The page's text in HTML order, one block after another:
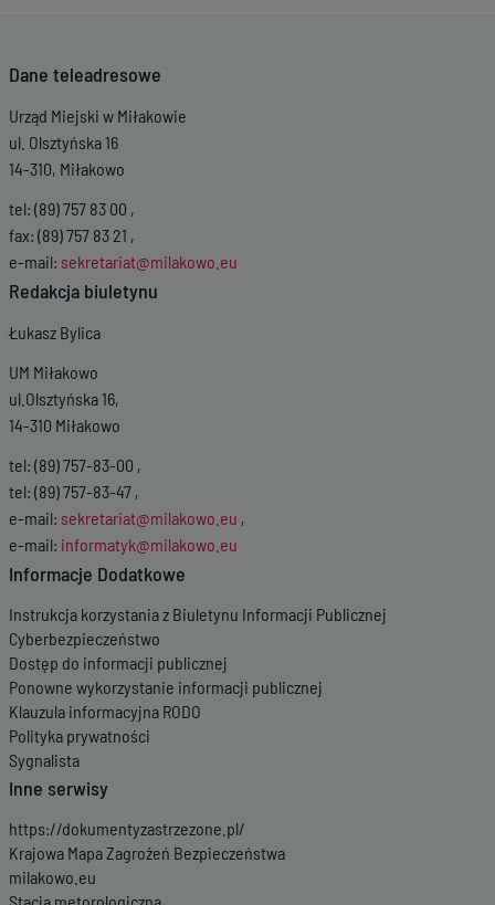
Wersja z dnia07-11-2018 10:15:41
Wersja z dnia05-01-2017 10:23:35
Dane teleadresowe
Urząd Miejski w Miłakowie
ul. Olsztyńska 16
14-310, Miłakowo
tel: (89) 757 83 00 ,
fax: (89) 757 83 21 ,
e-mail: sekretariat@milakowo.eu
Redakcja biuletynu
Łukasz Bylica
UM Miłakowo
ul.Olsztyńska 16,
14-310 Miłakowo
tel: (89) 757-83-00 ,
tel: (89) 757-83-47 ,
e-mail: sekretariat@milakowo.eu ,
e-mail: informatyk@milakowo.eu
Informacje Dodatkowe
Instrukcja korzystania z Biuletynu Informacji Publicznej
Cyberbezpieczeństwo
Dostęp do informacji publicznej
Ponowne wykorzystanie informacji publicznej
Klauzula informacyjna RODO
Polityka prywatności
Sygnalista
Inne serwisy
https://dokumentyzastrzezone.pl/
Krajowa Mapa Zagrożeń Bezpieczeństwa
milakowo.eu